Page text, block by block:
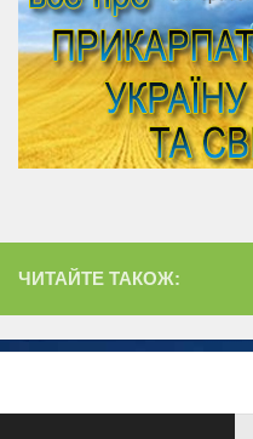
ЧИТАЙТЕ ТАКОЖ: